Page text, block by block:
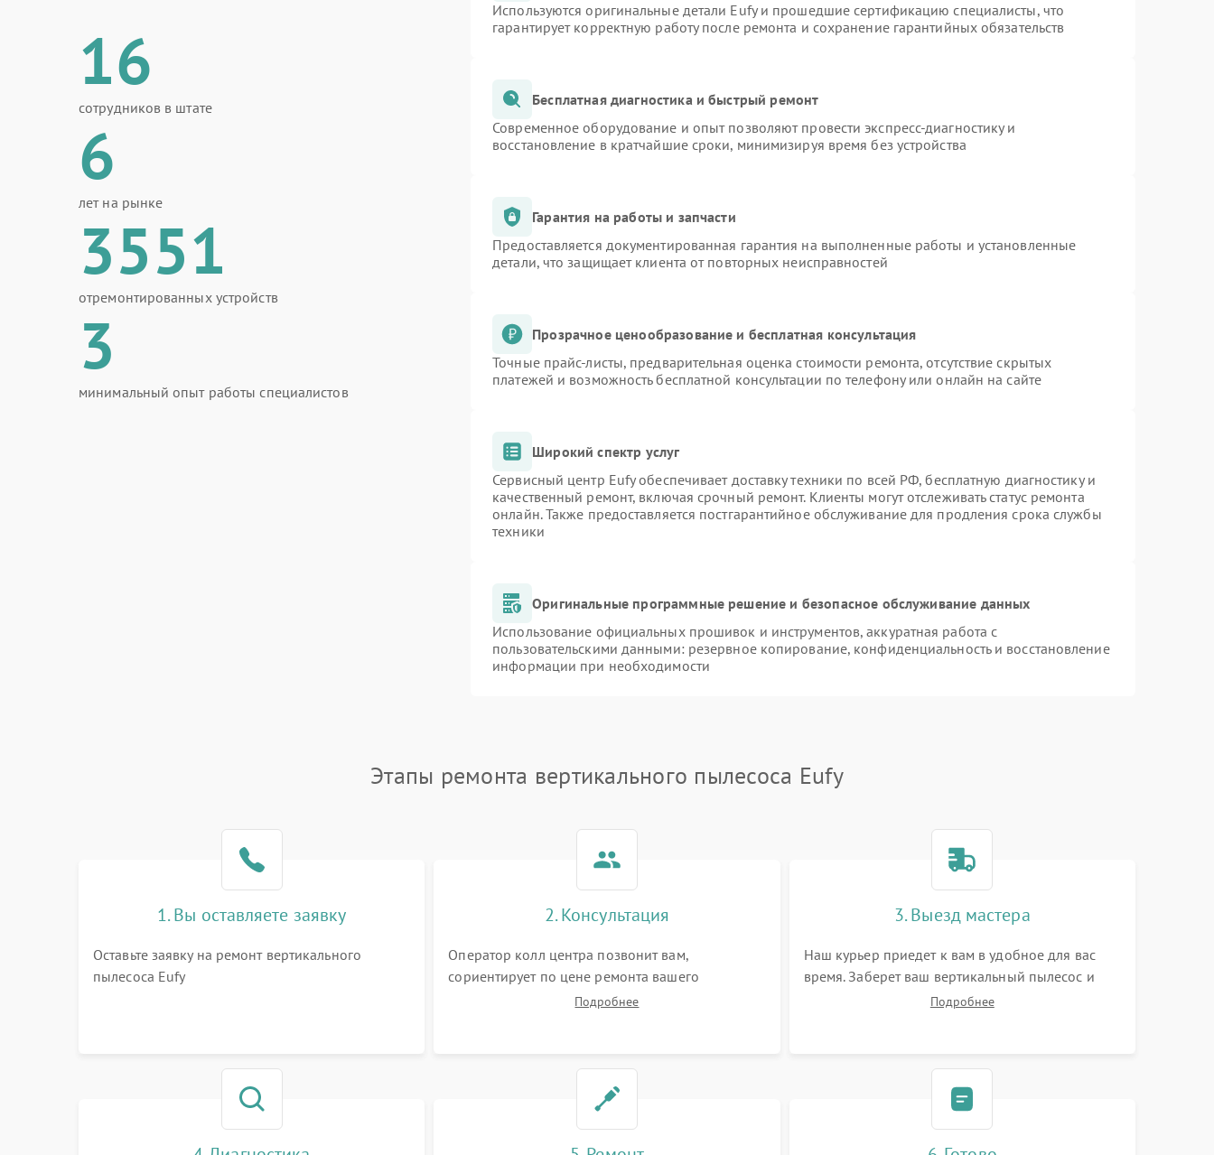
16
сотрудников в штате
6
лет на рынке
3551
отремонтированных устройств
3
минимальный опыт работы специалистов
Используются оригинальные детали Eufy и прошедшие сертификацию специалисты, что
гарантирует корректную работу после ремонта и сохранение гарантийных обязательств
Бесплатная диагностика и быстрый ремонт
Современное оборудование и опыт позволяют провести экспресс-диагностику и
восстановление в кратчайшие сроки, минимизируя время без устройства
Гарантия на работы и запчасти
Предоставляется документированная гарантия на выполненные работы и установленные
детали, что защищает клиента от повторных неисправностей
Прозрачное ценообразование и бесплатная консультация
Точные прайс-листы, предварительная оценка стоимости ремонта, отсутствие скрытых
платежей и возможность бесплатной консультации по телефону или онлайн на сайте
Широкий спектр услуг
Сервисный центр Eufy обеспечивает доставку техники по всей РФ, бесплатную диагностику и
качественный ремонт, включая срочный ремонт. Клиенты могут отслеживать статус ремонта
онлайн. Также предоставляется постгарантийное обслуживание для продления срока службы
техники
Оригинальные программные решение и безопасное обслуживание данных
Использование официальных прошивок и инструментов, аккуратная работа с
пользовательскими данными: резервное копирование, конфиденциальность и восстановление
информации при необходимости
Этапы ремонта вертикального пылесоса Eufy
1. Вы оставляете заявку
Оставьте заявку на ремонт вертикального
пылесоса Eufy
2. Консультация
Оператор колл центра позвонит вам,
сориентирует по цене ремонта вашего
вертикального пылесоса а также ответит на все
Подробнее
3. Выезд мастера
Наш курьер приедет к вам в удобное для вас
время. Заберет ваш вертикальный пылесос и
привезет на склад для диагностики.
Подробнее